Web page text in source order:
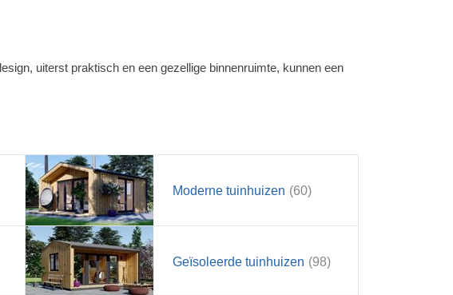
uiterst praktisch en een gezellige binnenruimte, kunnen een
Moderne tuinhuizen (60)
Geïsoleerde tuinhuizen (98)